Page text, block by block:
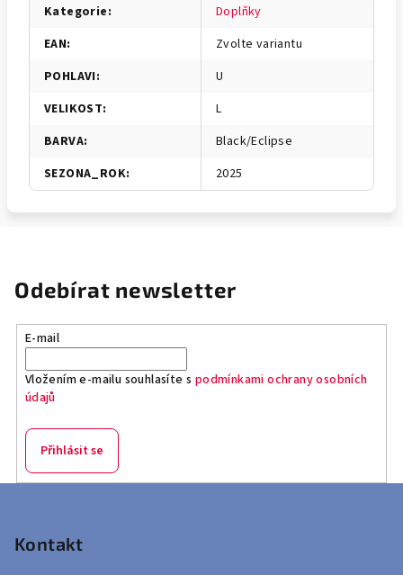
Kategorie:
Doplňky
EAN:
Zvolte variantu
POHLAVI:
U
VELIKOST:
L
BARVA:
Black/Eclipse
SEZONA_ROK: 2025
Odebírat newsletter
E-mail
Vložením e-mailu souhlasíte s podmínkami ochrany osobních
údajů
Přihlásit se
Kontakt